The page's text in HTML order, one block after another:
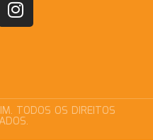
TODOS OS DIREITOS